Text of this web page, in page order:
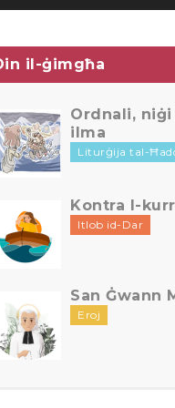
il-ġimgħa
Ordnali,
ilma
Liturġija tal-
Kontra l-
Itlob id-Dar
San Ġwann
Eroj